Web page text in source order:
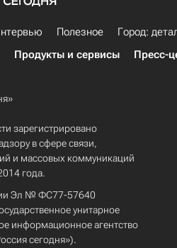
Полезное
Город:
Продукты и сервисы Пресс-
зарегистрировано
в сфере связи,
и массовых коммуникаций
года.
Эл № ФС77-57640
унитарное
информационное агентство
сегодня»).